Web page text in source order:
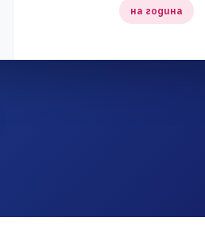
на година